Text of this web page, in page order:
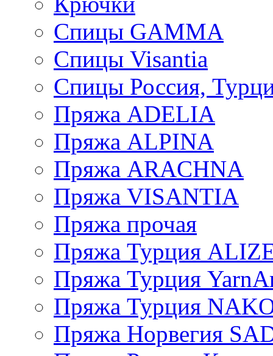
Спицы GAMMA
Спицы Visantia
Спицы Россия,
Пряжа ADELIA
Пряжа ALPINA
Пряжа ARACHNA
Пряжа VISANTIA
Пряжа прочая
Пряжа Турция
Пряжа Турция
Пряжа Турция
Пряжа Норвегия